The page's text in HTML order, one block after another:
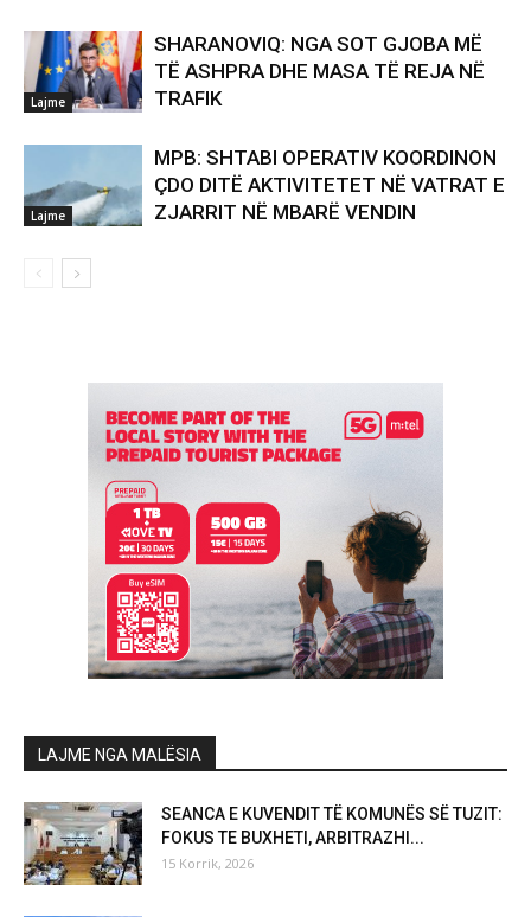
Lajme
SHARANOVIQ: NGA SOT GJOBA MË
TË ASHPRA DHE MASA TË REJA NË
TRAFIK
Lajme
MPB: SHTABI OPERATIV KOORDINON
ÇDO DITË AKTIVITETET NË VATRAT E
ZJARRIT NË MBARË VENDIN
LAJME NGA MALËSIA
SEANCA E KUVENDIT TË KOMUNËS SË TUZIT:
FOKUS TE BUXHETI, ARBITRAZHI...
15 Korrik, 2026